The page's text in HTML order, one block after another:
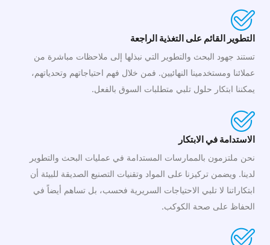
التطوير القائم على التغذية الراجعة
تستند جهود البحث والتطوير التي نبذلها إلى ملاحظات مباشرة من
عملائنا ومستخدمينا النهائيين. فمن خلال فهم احتياجاتهم وتحدياتهم،
يمكننا ابتكار حلول تلبي متطلبات السوق بالفعل.
الاستدامة في الابتكار
نحن ملتزمون بالممارسات المستدامة في عمليات البحث والتطوير
لدينا. ويضمن تركيزنا على المواد وتقنيات التصنيع الصديقة للبيئة أن
ابتكاراتنا لا تلبي الاحتياجات السريرية فحسب، بل تساهم أيضاً في
الحفاظ على صحة الكوكب.